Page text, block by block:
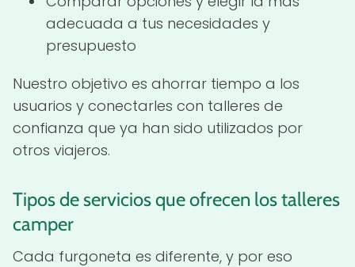
adecuada a tus necesidades y
presupuesto
Nuestro objetivo es ahorrar tiempo a los
usuarios y conectarles con talleres de
confianza que ya han sido utilizados por
otros viajeros.
Tipos de servicios que ofrecen los talleres
camper
Cada furgoneta es diferente, y por eso